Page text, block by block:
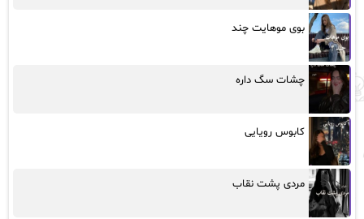
بوی موهایت چند
چشات سگ داره
کابوس رویایی
مردی پشت نقاب